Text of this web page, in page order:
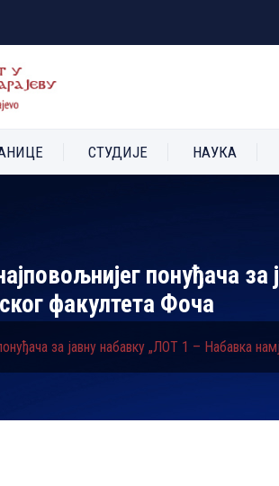
СТУДИЈЕ НАУКА
понуђача
факултета Фоча
за јавну набавку „ЛОТ 1 – Набавка